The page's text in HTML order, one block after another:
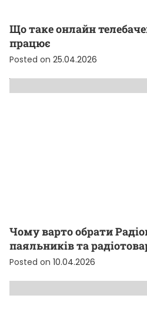
Що таке онлайн
працює
Posted on 25.04.2026
Чому варто обрати
паяльників та
Posted on 10.04.2026